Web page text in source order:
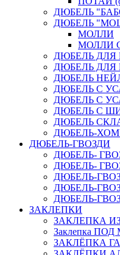
ДЮБЕЛЬ
ДЮБЕЛЬ
МОЛЛИ
МОЛЛИ
ДЮБЕЛЬ ДЛЯ
ДЮБЕЛЬ ДЛЯ
ДЮБЕЛЬ
ДЮБЕЛЬ С
ДЮБЕЛЬ С
ДЮБЕЛЬ С
ДЮБЕЛЬ
ДЮБЕЛЬ-
ДЮБЕЛЬ-ГВОЗДИ
ДЮБЕЛЬ-
ДЮБЕЛЬ-
ДЮБЕЛЬ-
ДЮБЕЛЬ-
ДЮБЕЛЬ-
ЗАКЛЕПКИ
ЗАКЛЕПКА
Заклепка
ЗАКЛЁПКА